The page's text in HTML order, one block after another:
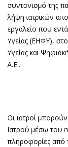
συντονισμό της
λήψη ιατρικών
εργαλείο που
Υγείας (ΕΗΦΥ),
Υγείας και
Α.Ε..
Οι ιατροί
Ιατρού μέσω του
πληροφορίες από